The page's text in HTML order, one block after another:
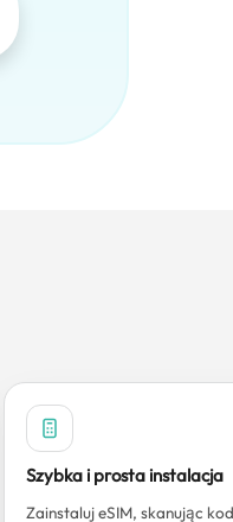
Szybka i prosta instalacja
Zainstaluj eSIM, skanując